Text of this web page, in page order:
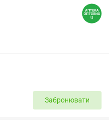
Забронювати